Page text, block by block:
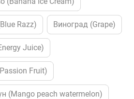
Razz) Виноград (Grape)
Juice)
Fruit)
(Mango peach watermelon)